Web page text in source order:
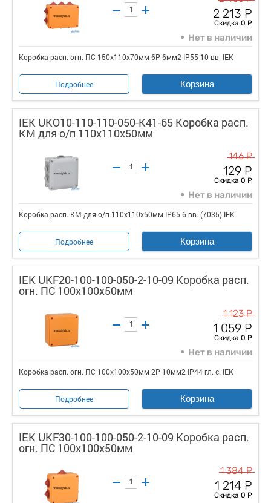
2 213 Р
Скидка 0 Р
Нет в наличии
Коробка расп. огн. ПС 150х110х70мм 6P 6мм2 IP55 10 вв. IEK
Подробнее Корзина
IEK UKO10-110-110-050-K41-65 Коробка расп.
КМ для о/п 110х110х50мм
146 Р
129 Р
Скидка 0 Р
Нет в наличии
Коробка расп. КМ для о/п 110х110х50мм IP65 6 вв. (7035) IEK
Подробнее Корзина
IEK UKF20-100-100-050-2-10-09 Коробка расп.
огн. ПС 100х100х50мм
1 123 Р
1 059 Р
Скидка 0 Р
Нет в наличии
Коробка расп. огн. ПС 100х100х50мм 2P 10мм2 IP44 гл. с. IEK
Подробнее Корзина
IEK UKF30-100-100-050-2-10-09 Коробка расп.
огн. ПС 100х100х50мм
1 384 Р
1 214 Р
Скидка 0 Р